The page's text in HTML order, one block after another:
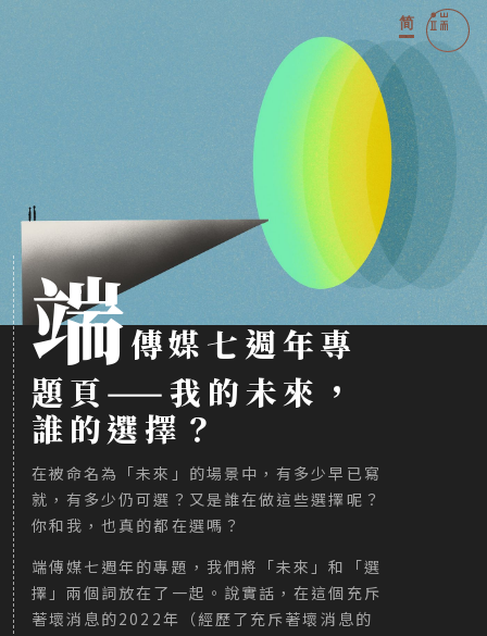
端傳媒七週年專
題頁——我的未來，
誰的選擇？
在被命名為「未來」的場景中，有多少早已寫
就，有多少仍可選？又是誰在做這些選擇呢？
你和我，也真的都在選嗎？
端傳媒七週年的專題，我們將「未來」和「選
擇」兩個詞放在了一起。說實話，在這個充斥
著壞消息的2022年（經歷了充斥著壞消息的
简